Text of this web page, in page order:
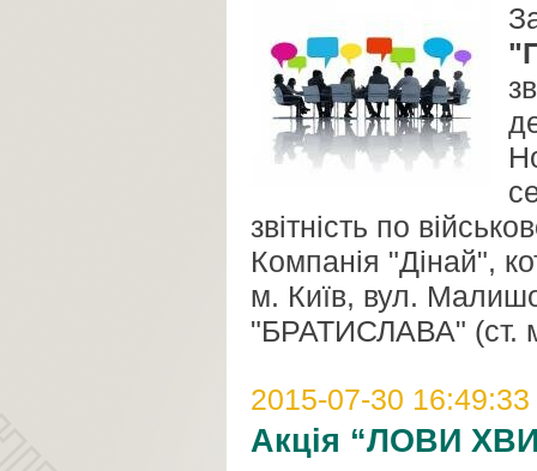
звітність по
Компанія "Дінай",
м. Київ, вул.
"БРАТИСЛАВА" (ст.
2015-07-30 16:49:33
Акція “ЛОВИ